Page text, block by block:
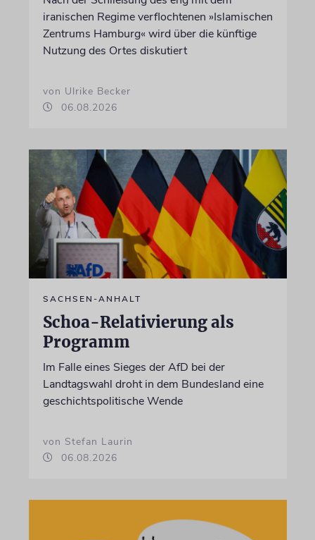
iranischen Regime verflochtenen »Islamischen
Zentrums Hamburg« wird über die künftige
Nutzung des Ortes diskutiert
von Ulrike Becker
06.08.2026
SACHSEN-ANHALT
Schoa-Relativierung als
Programm
Im Falle eines Sieges der AfD bei der
Landtagswahl droht in dem Bundesland eine
geschichtspolitische Wende
von Stefan Laurin
06.08.2026